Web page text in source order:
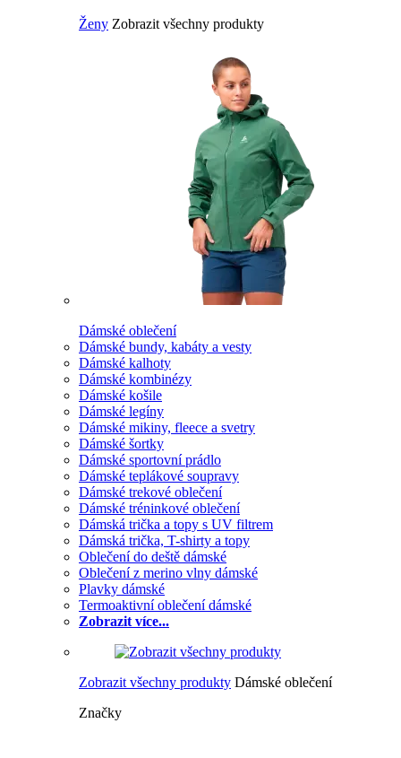
Ženy Zobrazit všechny produkty
Dámské oblečení
Dámské bundy, kabáty a vesty
Dámské kalhoty
Dámské kombinézy
Dámské košile
Dámské legíny
Dámské mikiny, fleece a svetry
Dámské šortky
Dámské sportovní prádlo
Dámské teplákové soupravy
Dámské trekové oblečení
Dámské tréninkové oblečení
Dámská trička a topy s UV filtrem
Dámská trička, T-shirty a topy
Oblečení do deště dámské
Oblečení z merino vlny dámské
Plavky dámské
Termoaktivní oblečení dámské
Zobrazit více...
Zobrazit všechny produkty Dámské oblečení
Značky